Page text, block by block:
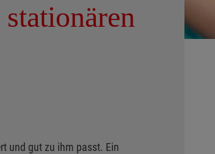
und gut zu ihm passt. Ein